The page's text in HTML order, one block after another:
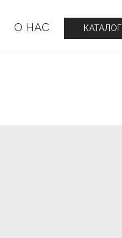
О НАС КАТАЛОГ
О НАС КАТАЛОГ